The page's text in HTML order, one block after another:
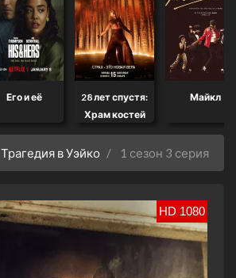
Его и её
28 лет спустя:
Храм костей
Майкл
Трагедия в Уэйко 1 сезон 3 серия
HD 1080